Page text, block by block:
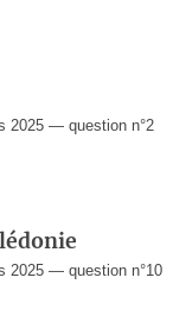
2025 — question n°2
2025 — question n°10